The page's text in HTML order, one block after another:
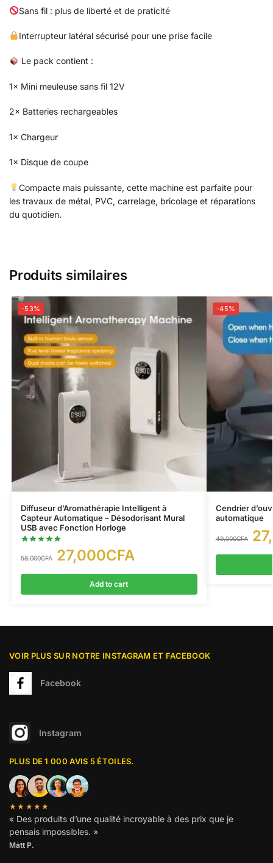
Sans fil : plus de liberté et de praticité
Interrupteur latéral sécurisé pour une prise facile
Le pack contient :
1× Mini meuleuse sans fil 12V
2× Batteries rechargeables
1× Chargeur
1× Disque de coupe
Compacte mais puissante, cette machine est parfaite pour
les travaux de métal, PVC, carrelage, bricolage et réparations
du quotidien.
Produits similaires
-53%
Diffuseur d’Aromathérapie Intelligent à
Capteur Automatique – Désodorisant Mural
USB avec Fonction Horloge
58,000CFA 27,000CFA
Add to cart
-45%
Cendrier
automatique
49,000CFA
VOIR PLUS SUR NOTRE INSTAGRAM ET FACEBOOK
Facebook
Instagram
PLUS DE 1 000 AVIS 5 ÉTOILES.
★★★★★
« Des produits d’une qualité incroyable à des prix que je
pensais impossibles. »
Matt P.